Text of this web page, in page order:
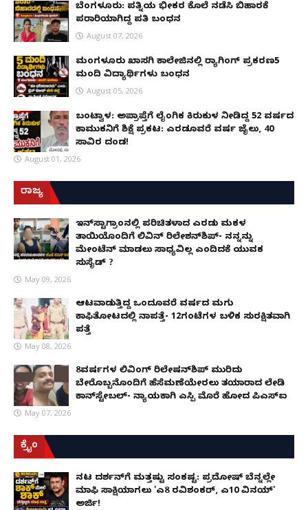
ಬೆಂಗಳೂರು: ಪತ್ನಿಯ ಭೀಕರ ಕೊಲೆ ನಡೆಸಿ ಬಿಹಾರಕ್ಕೆ
ಪರಾರಿಯಾಗಿದ್ದ ಪತಿ ಬಂಧನ
August 07, 2026
ಮಂಗಳೂರು ಖಾಸಗಿ ಕಾಲೇಜಿನಲ್ಲಿ ರ‌್ಯಾಗಿಂಗ್ ಪ್ರಕರಣ5
ಮಂದಿ ವಿದ್ಯಾರ್ಥಿಗಳು ಬಂಧನ
August 05, 2026
ಬಂಟ್ವಾಳ: ಅಪ್ರಾಪ್ತೆಗೆ ಲೈಂಗಿಕ ಕಿರುಕುಳ ನೀಡಿದ್ದ 52 ವರ್ಷದ
ಕಾಮುಕನಿಗೆ ಶಿಕ್ಷೆ ಪ್ರಕಟ: ಎರಡೂವರೆ ವರ್ಷ ಜೈಲು, ₹40
ಸಾವಿರ ದಂಡ!
August 01, 2026
ರಾಜ್ಯ
ಇನ್​ಸ್ಟಾಗ್ರಾಂನಲ್ಲಿ ಪರಿಚಿತಳಾದ ಎರಡು ಮಕ್ಕಳ
ತಾಯಿಯೊಂದಿಗೆ ಲಿವಿನ್ ರಿಲೇಶನ್​ಶಿಪ್- ನನ್ನನ್ನು
ಮೇಂಟೆನ್ ಮಾಡಲು ಸಾಧ್ಯವಿಲ್ಲ ಎಂದಿದಕ್ಕೆ ಯುವಕ
ಸುಸೈಡ್ ?
May 09, 2026
ಆಟವಾಡುತ್ತಿದ್ದ ಒಂದೂವರೆ ವರ್ಷದ ಮಗು
ಕಾಫಿತೋಟದಲ್ಲಿ ನಾಪತ್ತೆ- 12ಗಂಟೆಗಳ ಬಳಿಕ ಸುರಕ್ಷಿತವಾಗಿ
ಪತ್ತೆ
May 08, 2026
8ವರ್ಷಗಳ ಲಿವಿಂಗ್‌ ರಿಲೇಷನ್‌ಶಿಪ್ ಮುರಿದು
ಬೇರೊಬ್ಬನೊಂದಿಗೆ ಹೆಸೆಮಣೆಯೇರಲು ತಯಾರಾದ ಲೇಡಿ
ಕಾನ್‌ಸ್ಟೇಬಲ್- ನ್ಯಾಯಕ್ಕಾಗಿ ಎಸ್ಪಿ ಮೊರೆ ಹೋದ ಪಿಎಸ್ಐ
May 07, 2026
ಕ್ರೈಂ
ನಟ ದರ್ಶನ್‌ಗೆ ಮತ್ತಷ್ಟು ಸಂಕಷ್ಟ: ಪ್ರದೋಷ್ ಬೆನ್ನಲ್ಲೇ
ಮಾಫಿ ಸಾಕ್ಷಿಯಾಗಲು 'ಎ8 ರವಿಶಂಕರ್, ಎ10 ವಿನಯ್'
ಅರ್ಜಿ!